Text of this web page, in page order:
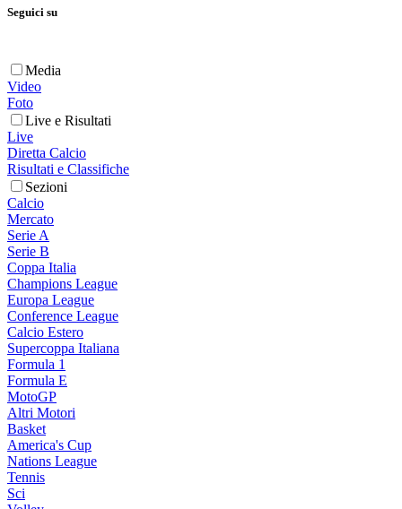
Seguici su
Media
Video
Foto
Live e Risultati
Live
Diretta Calcio
Risultati e Classifiche
Sezioni
Calcio
Mercato
Serie A
Serie B
Coppa Italia
Champions League
Europa League
Conference League
Calcio Estero
Supercoppa Italiana
Formula 1
Formula E
MotoGP
Altri Motori
Basket
America's Cup
Nations League
Tennis
Sci